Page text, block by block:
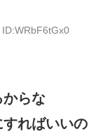
からな
ればいいの